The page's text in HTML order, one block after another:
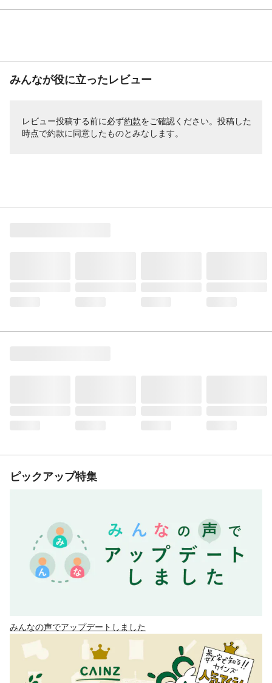
みんなが役に立ったレビュー
レビュー投稿する前に必ず約款をご確認ください。投稿した
時点で約款に同意したものとみなします。
ピックアップ特集
みんなの声でアップデートしました